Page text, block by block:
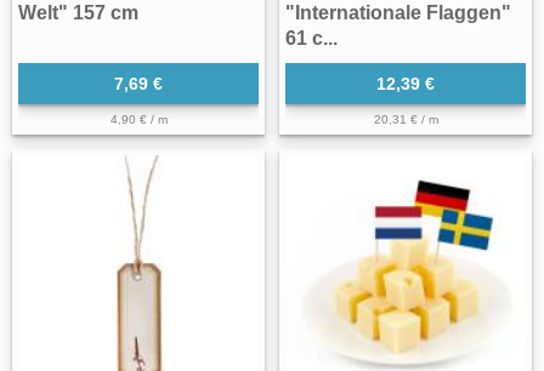
Welt" 157 cm
7,69 €
4,90 € / m
"Internationale Flaggen"
61 c...
12,39 €
20,31 € / m